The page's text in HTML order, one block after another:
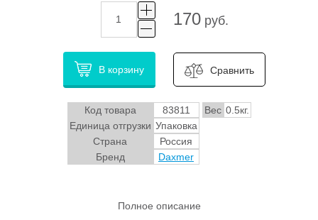
170руб.
В корзину Сравнить
Код товара 83811 Вес 0.5кг.
Единица отгрузки Упаковка
Страна
Россия
Бренд
Daxmer
Полное описание